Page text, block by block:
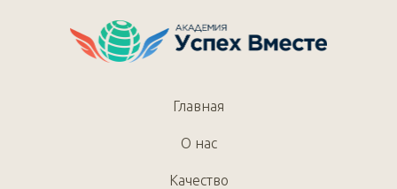
Главная
О нас
Качество